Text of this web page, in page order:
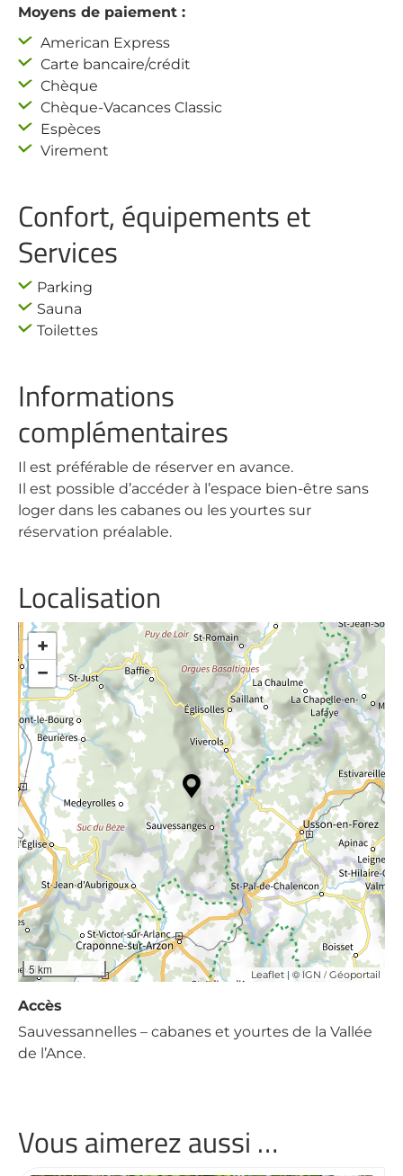
Moyens de paiement :
American Express
Carte bancaire/crédit
Chèque
Chèque-Vacances Classic
Espèces
Virement
Confort, équipements et
Services
Parking
Sauna
Toilettes
Informations
complémentaires
Il est préférable de réserver en avance.
Il est possible d’accéder à l’espace bien-être sans
loger dans les cabanes ou les yourtes sur
réservation préalable.
Localisation
+
−
5 km Leaflet | © IGN / Géoportail
Accès
Sauvessannelles – cabanes et yourtes de la Vallée
de l’Ance.
Vous aimerez aussi …